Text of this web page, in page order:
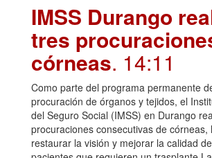
IMSS Durango
tres
córneas. 14:11
Como parte del programa permanente
procuración de órganos y tejidos, el
del Seguro Social (IMSS) en Durango
procuraciones consecutivas de córneas,
restaurar la visión y mejorar la calidad